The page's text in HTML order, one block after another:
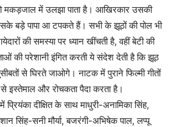
मकड़जाल में उलझा पाता है। आखिरकार उसकी
बड़े पापा आ टपकते हैं। सभी के झूठों की पोल भी
की समस्या पर ध्यान खींचती है, वहीं बेटी की
की परेशानी इंगित करती ये संदेश देती है कि झूठ
से घिरते जाओगे। नाटक में पुराने फिल्मी गीतों
इस्तेमाल और रोचकता पैदा करता है।
दीक्षित के साथ माधुरी-अनामिका सिंह,
सिंह-सनी मौर्या, बजरंगी-अभिषेक पाल, लप्पू